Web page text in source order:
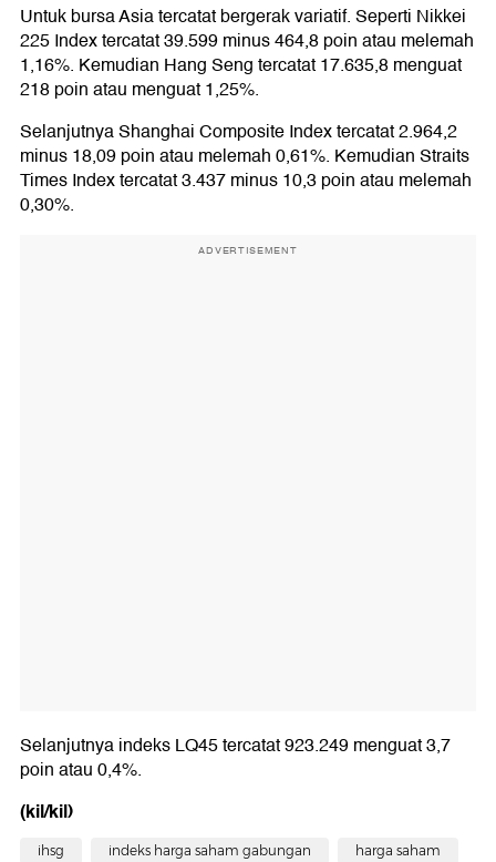
Untuk bursa Asia tercatat bergerak variatif. Seperti Nikkei
225 Index tercatat 39.599 minus 464,8 poin atau melemah
1,16%. Kemudian Hang Seng tercatat 17.635,8 menguat
218 poin atau menguat 1,25%.
Selanjutnya Shanghai Composite Index tercatat 2.964,2
minus 18,09 poin atau melemah 0,61%. Kemudian Straits
Times Index tercatat 3.437 minus 10,3 poin atau melemah
0,30%.
ADVERTISEMENT
Selanjutnya indeks LQ45 tercatat 923.249 menguat 3,7
poin atau 0,4%.
(kil/kil)
ihsg indeks harga saham gabungan harga saham